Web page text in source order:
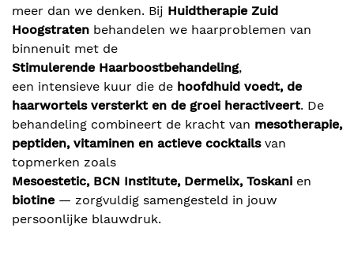
meer dan we denken. Bij Huidtherapie Zuid
Hoogstraten behandelen we haarproblemen van
binnenuit met de
Stimulerende Haarboostbehandeling,
een intensieve kuur die de hoofdhuid voedt, de
haarwortels versterkt en de groei heractiveert. De
behandeling combineert de kracht van mesotherapie,
peptiden, vitaminen en actieve cocktailsvan
topmerken zoals
Mesoestetic, BCN Institute, Dermelix, Toskani en
biotine— zorgvuldig samengesteld in jouw
persoonlijke blauwdruk.